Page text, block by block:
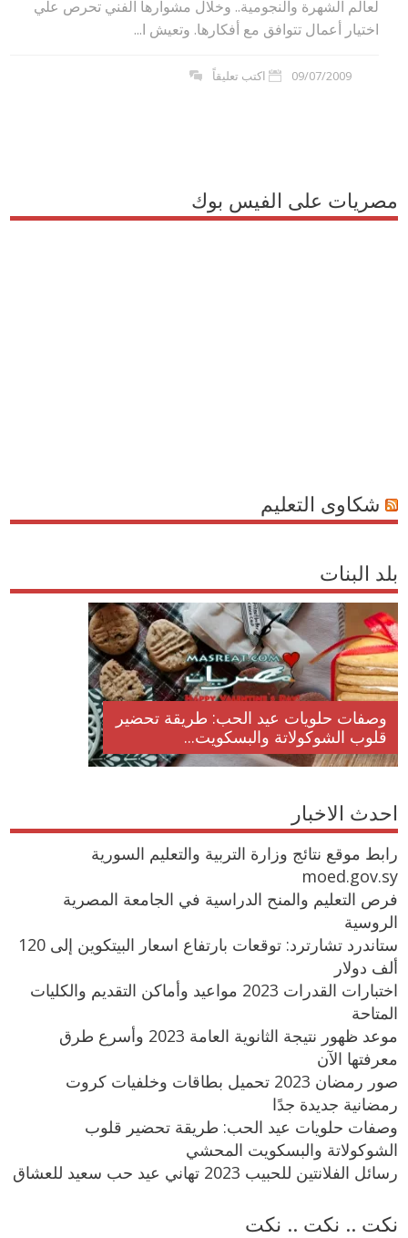
لعالم الشهرة والنجومية.. وخلال مشوارها الفني تحرص علي
اختيار أعمال تتوافق مع أفكارها. وتعيش ا...
09/07/2009 اكتب تعليقاً
مصريات على الفيس بوك
شكاوى التعليم
بلد البنات
وصفات حلويات عيد الحب: طريقة تحضير
قلوب الشوكولاتة والبسكويت...
احدث الاخبار
رابط موقع نتائج وزارة التربية والتعليم السورية
moed.gov.sy
فرص التعليم والمنح الدراسية في الجامعة المصرية
الروسية
ستاندرد تشارترد: توقعات بارتفاع اسعار البيتكوين إلى 120
ألف دولار
اختبارات القدرات 2023 مواعيد وأماكن التقديم والكليات
المتاحة
موعد ظهور نتيجة الثانوية العامة 2023 وأسرع طرق
معرفتها الآن
صور رمضان 2023 تحميل بطاقات وخلفيات كروت
رمضانية جديدة جدًا
وصفات حلويات عيد الحب: طريقة تحضير قلوب
الشوكولاتة والبسكويت المحشي
رسائل الفلانتين للحبيب 2023 تهاني عيد حب سعيد للعشاق
نكت .. نكت .. نكت